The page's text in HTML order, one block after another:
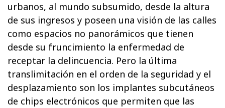
urbanos, al mundo subsumido, desde la altura
de sus ingresos y poseen una visión de las calles
como espacios no panorámicos que tienen
desde su fruncimiento la enfermedad de
receptar la delincuencia. Pero la última
translimitación en el orden de la seguridad y el
desplazamiento son los implantes subcutáneos
de chips electrónicos que permiten que las